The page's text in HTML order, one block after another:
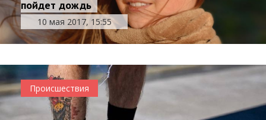
пойдет дождь
10 мая 2017, 15:55
Происшествия